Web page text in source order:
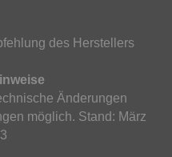
des Herstellers
Änderungen
möglich. Stand: März